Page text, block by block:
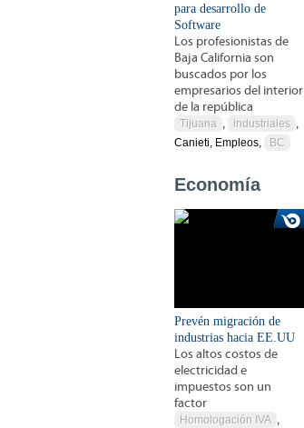
para desarrollo de
Software
Los profesionistas de
Baja California son
buscados por los
empresarios del interior
de la república
Tijuana , industriales ,
Canieti, Empleos,
BC
Economía
Prevén migración de
industrias hacia EE.UU
Los altos costos de
electricidad e
impuestos son un
factor
Homologación IVA ,